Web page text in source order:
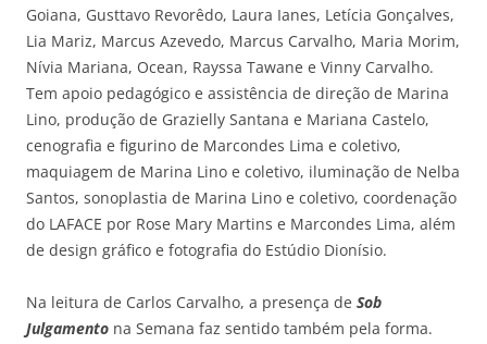
Goiana, Gusttavo Revorêdo, Laura Ianes, Letícia Gonçalves,
Lia Mariz, Marcus Azevedo, Marcus Carvalho, Maria Morim,
Nívia Mariana, Ocean, Rayssa Tawane e Vinny Carvalho.
Tem apoio pedagógico e assistência de direção de Marina
Lino, produção de Grazielly Santana e Mariana Castelo,
cenografia e figurino de Marcondes Lima e coletivo,
maquiagem de Marina Lino e coletivo, iluminação de Nelba
Santos, sonoplastia de Marina Lino e coletivo, coordenação
do LAFACE por Rose Mary Martins e Marcondes Lima, além
de design gráfico e fotografia do Estúdio Dionísio.
Na leitura de Carlos Carvalho, a presença de Sob
Julgamento na Semana faz sentido também pela forma.